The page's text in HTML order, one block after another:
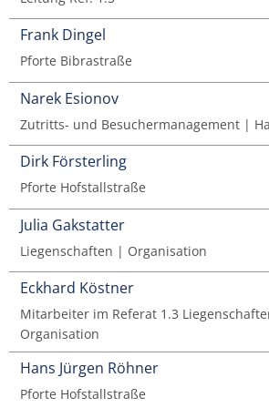
Frank Dingel
Pforte Bibrastraße
Narek Esionov
Zutritts- und Besuchermanagement |
Dirk Försterling
Pforte Hofstallstraße
Julia Gakstatter
Liegenschaften | Organisation
Eckhard Köstner
Mitarbeiter im Referat 1.3
Organisation
Hans Jürgen Röhner
Pforte Hofstallstraße
Musiktheaterkorrepetition
Musiktheorie
Percussion
Master of Music in Performance
Master of Music in Performance and
Günther Wich
Johannes Wolf
Musikwissenschaft/Musikermedizin
Fachgruppe Musikpädagogik Lehramt
Fachgruppe Streichinstrumente